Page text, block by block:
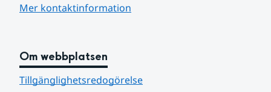
Mer kontaktinformation
Om webbplatsen
Tillgänglighetsredogörelse